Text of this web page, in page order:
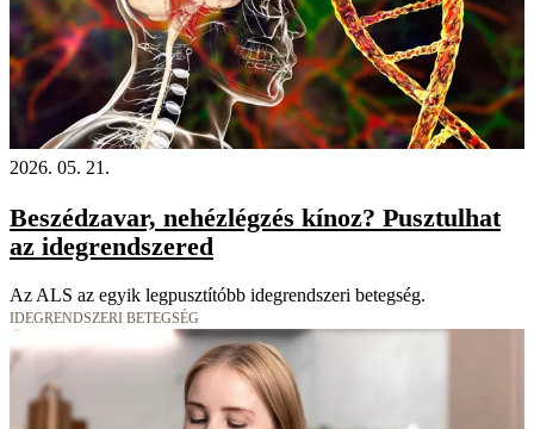
2026. 05. 21.
Beszédzavar, nehézlégzés kínoz? Pusztulhat
az idegrendszered
Az ALS az egyik legpusztítóbb idegrendszeri betegség.
IDEGRENDSZERI BETEGSÉG